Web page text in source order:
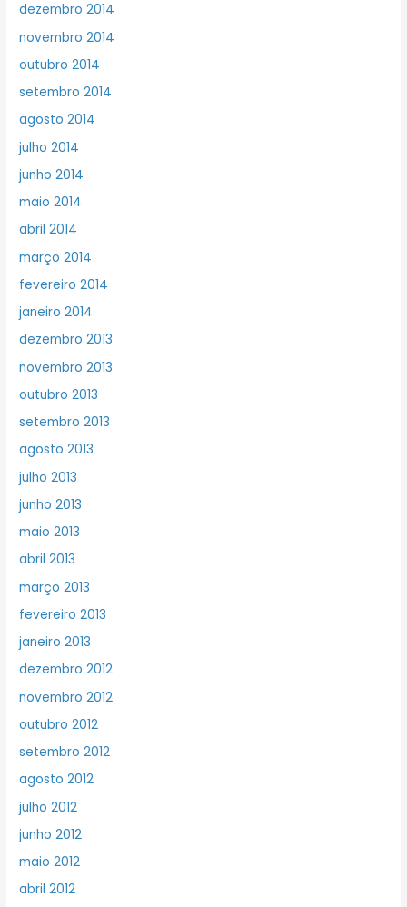
dezembro 2014
novembro 2014
outubro 2014
setembro 2014
agosto 2014
julho 2014
junho 2014
maio 2014
abril 2014
março 2014
fevereiro 2014
janeiro 2014
dezembro 2013
novembro 2013
outubro 2013
setembro 2013
agosto 2013
julho 2013
junho 2013
maio 2013
abril 2013
março 2013
fevereiro 2013
janeiro 2013
dezembro 2012
novembro 2012
outubro 2012
setembro 2012
agosto 2012
julho 2012
junho 2012
maio 2012
abril 2012